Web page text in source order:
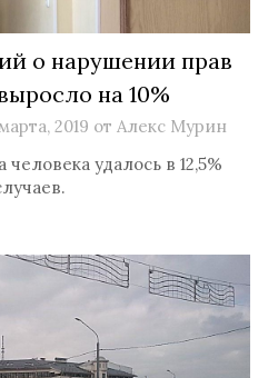
о нарушении прав
на 10%
2019 от Алекс Мурин
человека удалось в 12,5%